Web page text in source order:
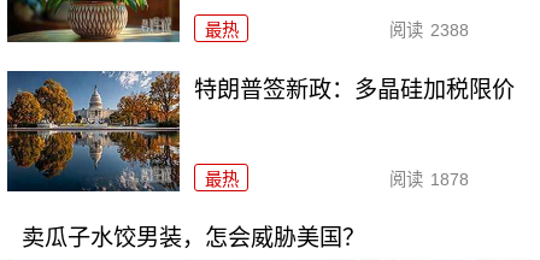
最热 阅读 2388
特朗普签新政：多晶硅加税限价
最热 阅读 1878
卖瓜子水饺男装，怎会威胁美国？